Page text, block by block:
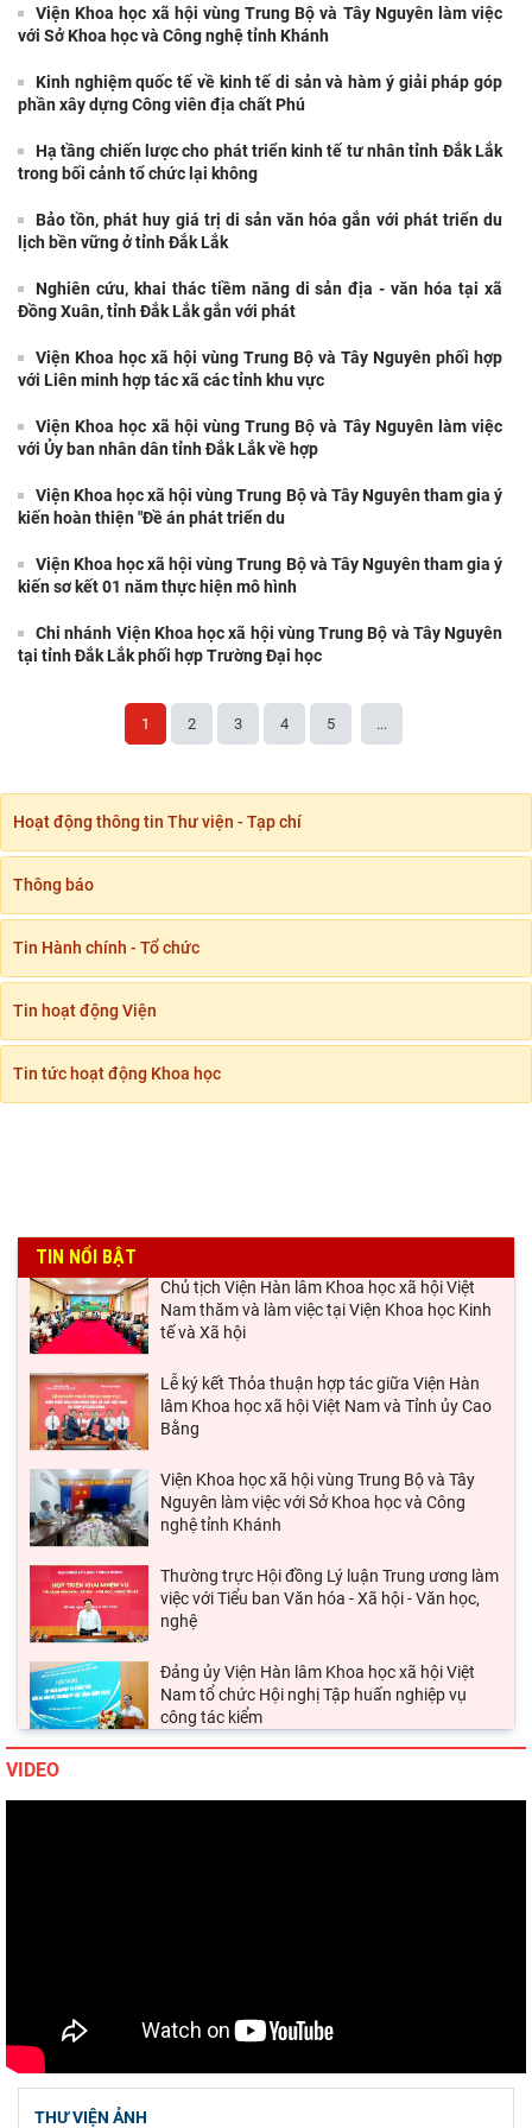
Viện Khoa học xã hội vùng Trung Bộ và Tây Nguyên làm việc
với Sở Khoa học và Công nghệ tỉnh Khánh
Kinh nghiệm quốc tế về kinh tế di sản và hàm ý giải pháp góp
phần xây dựng Công viên địa chất Phú
Hạ tầng chiến lược cho phát triển kinh tế tư nhân tỉnh Đắk Lắk
trong bối cảnh tổ chức lại không
Bảo tồn, phát huy giá trị di sản văn hóa gắn với phát triển du
lịch bền vững ở tỉnh Đắk Lắk
Nghiên cứu, khai thác tiềm năng di sản địa - văn hóa tại xã
Đồng Xuân, tỉnh Đắk Lắk gắn với phát
Viện Khoa học xã hội vùng Trung Bộ và Tây Nguyên phối hợp
với Liên minh hợp tác xã các tỉnh khu vực
Viện Khoa học xã hội vùng Trung Bộ và Tây Nguyên làm việc
với Ủy ban nhân dân tỉnh Đắk Lắk về hợp
Viện Khoa học xã hội vùng Trung Bộ và Tây Nguyên tham gia ý
kiến hoàn thiện "Đề án phát triển du
Viện Khoa học xã hội vùng Trung Bộ và Tây Nguyên tham gia ý
kiến sơ kết 01 năm thực hiện mô hình
Chi nhánh Viện Khoa học xã hội vùng Trung Bộ và Tây Nguyên
tại tỉnh Đắk Lắk phối hợp Trường Đại học
1 2 3 4 5 ...
Hoạt động thông tin Thư viện - Tạp chí
Thông báo
Tin Hành chính - Tổ chức
Tin hoạt động Viện
Tin tức hoạt động Khoa học
TIN NỔI BẬT
Hội thảo khoa học quốc tế: “Nền kinh tế độc
lập, tự chủ: Sáng kiến của Cộng hòa Dân chủ
Nhân dân
Nam thăm và làm việc tại Viện Khoa học Kinh
tế và Xã hội
lâm Khoa học xã hội Việt Nam và Tỉnh ủy Cao
Bằng
Nguyên làm việc với Sở Khoa học và Công
nghệ tỉnh Khánh
việc với Tiểu ban Văn hóa - Xã hội - Văn học,
nghệ
Nam tổ chức Hội nghị Tập huấn nghiệp vụ
công tác kiểm
Hội thảo khoa học quốc gia “Danh nhân văn
Hội thảo khoa học quốc tế: “Nền kinh tế độc
lập, tự chủ: Sáng kiến của Cộng hòa Dân chủ
Nhân dân
VIDEO
THƯ VIỆN ẢNH